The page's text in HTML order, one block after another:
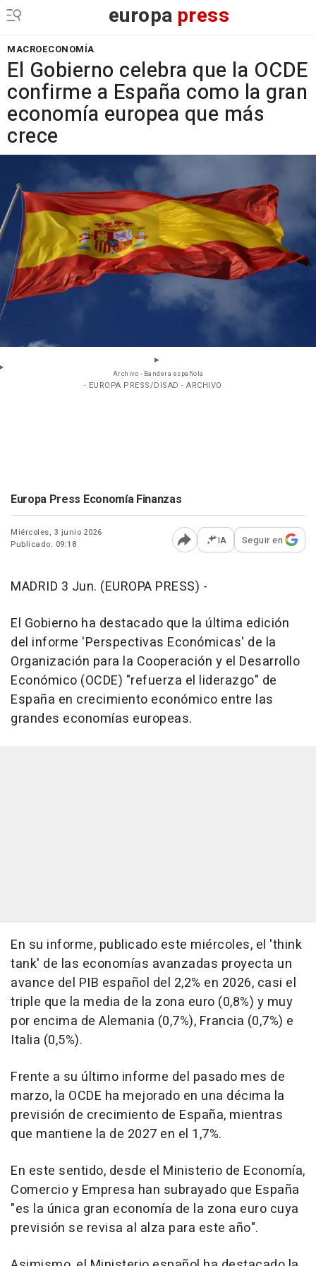
europa press
MACROECONOMÍA
El Gobierno celebra que la OCDE
confirme a España como la gran
economía europea que más
crece
Archivo - Bandera española
- EUROPA PRESS/DISAD - ARCHIVO
Europa Press Economía Finanzas
Miércoles, 3 junio 2026
Publicado: 09:18
Abrir opciones para
IA Seguir en
MADRID 3 Jun. (EUROPA PRESS) -
El Gobierno ha destacado que la última edición
del informe 'Perspectivas Económicas' de la
Organización para la Cooperación y el Desarrollo
Económico (OCDE) "refuerza el liderazgo" de
España en crecimiento económico entre las
grandes economías europeas.
En su informe, publicado este miércoles, el 'think
tank' de las economías avanzadas proyecta un
avance del PIB español del 2,2% en 2026, casi el
triple que la media de la zona euro (0,8%) y muy
por encima de Alemania (0,7%), Francia (0,7%) e
Italia (0,5%).
Frente a su último informe del pasado mes de
marzo, la OCDE ha mejorado en una décima la
previsión de crecimiento de España, mientras
que mantiene la de 2027 en el 1,7%.
En este sentido, desde el Ministerio de Economía,
Comercio y Empresa han subrayado que España
"es la única gran economía de la zona euro cuya
previsión se revisa al alza para este año".